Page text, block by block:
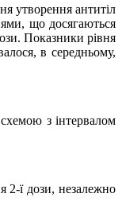
утворення антитіл
що досягаються
Показники рівня
в середньому,
з інтервалом
2-ї дози, незалежно